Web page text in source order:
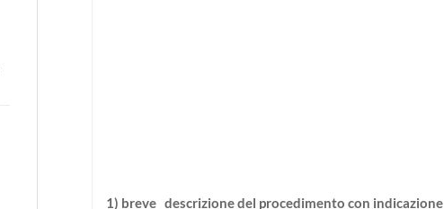
1) breve descrizione del procedimento con indicazione